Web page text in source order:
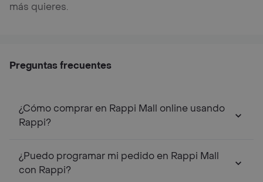
más quieres.
Preguntas frecuentes
¿Cómo comprar en Rappi Mall online usando
Rappi?
¿Puedo programar mi pedido en Rappi Mall
con Rappi?